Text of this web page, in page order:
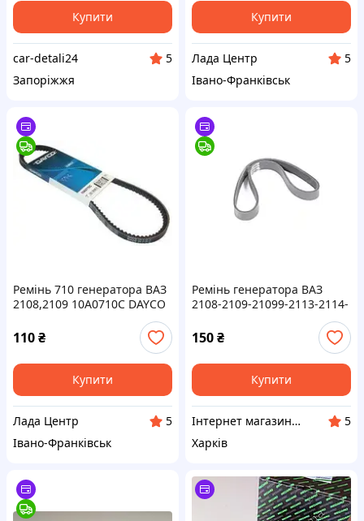
Купити
car-detali24
5
Запоріжжя
Купити
Лада Центр
5
Івано-Франківськ
Ремінь 710 генератора ВАЗ
2108,2109 10A0710C DAYCO
110₴
Купити
Лада Центр
5
Івано-Франківськ
Ремінь генератора ВАЗ
2108-2109-21099-2113-2114-
2115 інжектор 6PK698 (вир-
во Rider) 21082-3701720
150₴
Купити
Інтернет магазин автозапчастин Autostyle
5
Харків